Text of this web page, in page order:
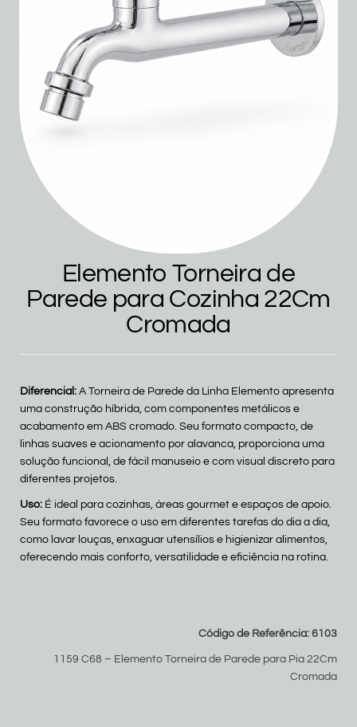
Elemento Torneira de
Parede para Cozinha 22Cm
Cromada
Diferencial: A Torneira de Parede da Linha Elemento apresenta
uma construção híbrida, com componentes metálicos e
acabamento em ABS cromado. Seu formato compacto, de
linhas suaves e acionamento por alavanca, proporciona uma
solução funcional, de fácil manuseio e com visual discreto para
diferentes projetos.
Uso: É ideal para cozinhas, áreas gourmet e espaços de apoio.
Seu formato favorece o uso em diferentes tarefas do dia a dia,
como lavar louças, enxaguar utensílios e higienizar alimentos,
oferecendo mais conforto, versatilidade e eficiência na rotina.
Código de Referência: 6103
1159 C68 – Elemento Torneira de Parede para Pia 22Cm
Cromada